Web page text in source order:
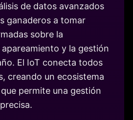
de datos avanzados
ganaderos a tomar
sobre la
y la gestión
El IoT conecta todos
creando un ecosistema
permite una gestión